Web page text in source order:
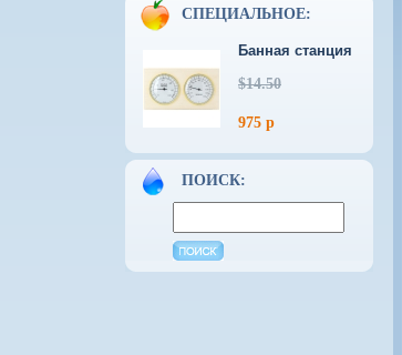
СПЕЦИАЛЬНОЕ:
Банная станция
$14.50
975 р
ПОИСК: